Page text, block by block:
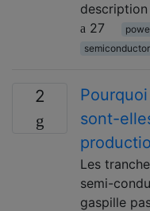
27
2
sont-
Les
semi-
gaspille